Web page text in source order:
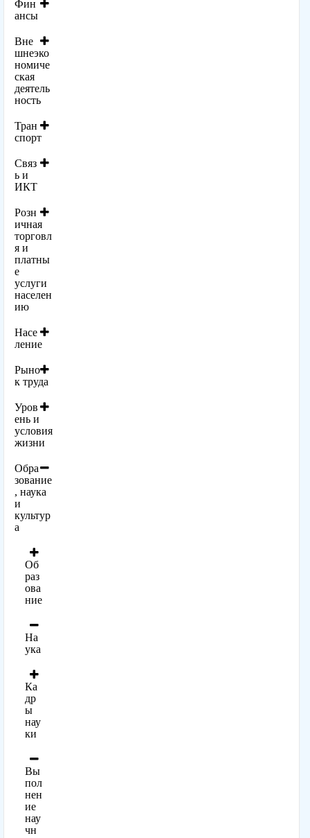
Фин
ансы
Вне
шнеэко
номиче
ская
деятель
ность
Тран
спорт
Связ
ь и
ИКТ
Розн
ичная
торговл
я и
платны
е
услуги
населен
ию
Насе
ление
Рыно
к труда
Уров
ень и
условия
жизни
Обра
зование
, наука
и
культур
а
Об
раз
ова
ние
На
ука
Ка
др
ы
нау
ки
Вы
пол
нен
ие
нау
чн